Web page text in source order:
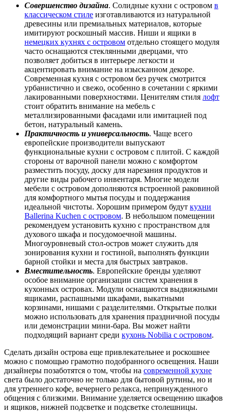
Совершенство дизайна. Солидные кухни с островом в
классическом стиле изготавливаются из натуральной
древесины или премиальных материалов, которые
имитируют роскошный массив. Ниши и ящики в
немецких кухнях с островом отдельно стоящего модуля
часто оснащаются стеклянными дверцами, что
позволяет добиться в интерьере легкости и
акцентировать внимание на изысканном декоре.
Современная кухня с островом без ручек смотрится
урбанистично и свежо, особенно в сочетании с яркими
лакированными поверхностями. Ценителям стиля лофт
стоит обратить внимание на мебель с
металлизированными фасадами или имитацией под
бетон, натуральный камень.
Практичность и универсальность. Чаще всего
европейские производители выпускают
функциональные кухни с островом с плитой. С каждой
стороны от варочной панели можно с комфортом
разместить посуду, доску для нарезания продуктов и
другие виды рабочего инвентаря. Многие модели
мебели с островом дополняются встроенной раковиной
для комфортного мытья посуды и поддержания
идеальной чистоты. Хорошим примером будут кухни
Ballerina Kuchen с островом. В небольшом помещении
рекомендуем установить кухню с пространством для
духового шкафа и посудомоечной машины.
Многоуровневый стол-остров может служить для
зонирования кухни и гостиной, выполнять функции
барной стойки и места для быстрых завтраков.
Вместительность. Европейские бренды уделяют
особое внимание организации систем хранения в
кухонных островах. Модули оснащаются выдвижными
ящиками, распашными шкафами, выкатными
корзинами, нишами с разделителями. Открытые полки
можно использовать для хранения праздничной посуды
или демонстрации мини-бара. Вы может найти
подходящий вариант среди кухонь Nobilia с островом.
Сделать дизайн острова еще привлекательнее и роскошнее
можно с помощью грамотно подобранного освещения. Наши
дизайнеры позаботятся о том, чтобы на современной кухне
света было достаточно не только для бытовой рутины, но и
для утреннего кофе, вечернего релакса, непринужденного
общения с близкими. Внимание уделяется освещению шкафов
и ящиков, нижней подсветке и подсветке столешницы.